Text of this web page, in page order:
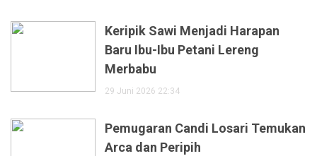
Keripik Sawi Menjadi Harapan
Baru Ibu-Ibu Petani Lereng
Merbabu
29 Juni 2026 22:34
Pemugaran Candi Losari Temukan
Arca dan Peripih